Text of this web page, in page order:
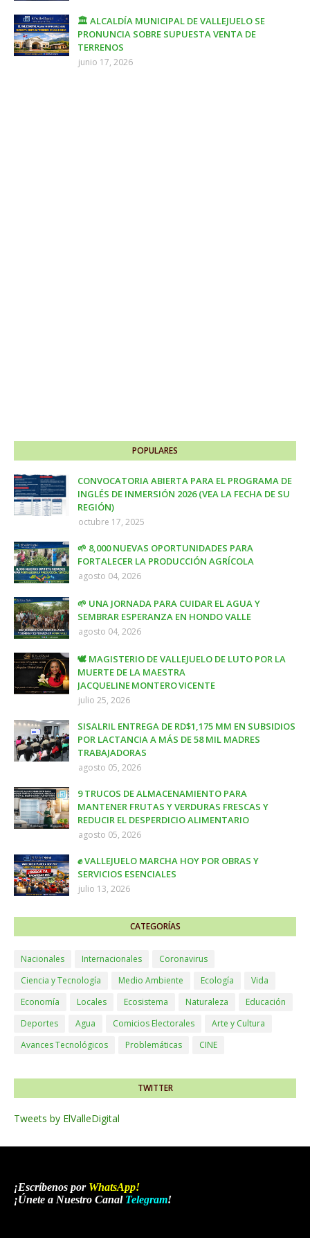
🏛️ ALCALDÍA MUNICIPAL DE VALLEJUELO SE
PRONUNCIA SOBRE SUPUESTA VENTA DE
TERRENOS
junio 17, 2026
POPULARES
CONVOCATORIA ABIERTA PARA EL PROGRAMA DE
INGLÉS DE INMERSIÓN 2026 (VEA LA FECHA DE SU
REGIÓN)
octubre 17, 2025
🌱 8,000 NUEVAS OPORTUNIDADES PARA
FORTALECER LA PRODUCCIÓN AGRÍCOLA
agosto 04, 2026
🌱 UNA JORNADA PARA CUIDAR EL AGUA Y
SEMBRAR ESPERANZA EN HONDO VALLE
agosto 04, 2026
🕊️ MAGISTERIO DE VALLEJUELO DE LUTO POR LA
MUERTE DE LA MAESTRA
JACQUELINE MONTERO VICENTE
julio 25, 2026
SISALRIL ENTREGA DE RD$1,175 MM EN SUBSIDIOS
POR LACTANCIA A MÁS DE 58 MIL MADRES
TRABAJADORAS
agosto 05, 2026
9 TRUCOS DE ALMACENAMIENTO PARA
MANTENER FRUTAS Y VERDURAS FRESCAS Y
REDUCIR EL DESPERDICIO ALIMENTARIO
agosto 05, 2026
✊ VALLEJUELO MARCHA HOY POR OBRAS Y
SERVICIOS ESENCIALES
julio 13, 2026
CATEGORÍAS
Nacionales Internacionales
Coronavirus
Ciencia y Tecnología
Medio Ambiente Ecología
Vida
Economía
Locales Ecosistema Naturaleza
Educación
Deportes
Agua Comicios Electorales
Arte y Cultura
Avances Tecnológicos
Problemáticas CINE
TWITTER
Tweets by ElValleDigital
¡Escríbenos por WhatsApp!
¡Únete a Nuestro Canal Telegram!